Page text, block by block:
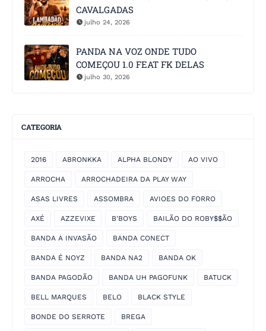
CAVALGADAS
julho 24, 2026
PANDA NA VOZ ONDE TUDO
COMEÇOU 1.0 FEAT FK DELAS
julho 30, 2026
CATEGORIA
2016 ABRONKKA ALPHA BLONDY AO VIVO
ARROCHA ARROCHADEIRA DA PLAY WAY
ASAS LIVRES ASSOMBRA AVIOES DO FORRO
AXÉ AZZEVIXE B'BOYS BAILÃO DO ROBY$$ÃO
BANDA A INVASÃO BANDA CONECT
BANDA É NOYZ BANDA NA2 BANDA OK
BANDA PAGODÃO BANDA UH PAGOFUNK BATUCK
BELL MARQUES BELO BLACK STYLE
BONDE DO SERROTE BREGA